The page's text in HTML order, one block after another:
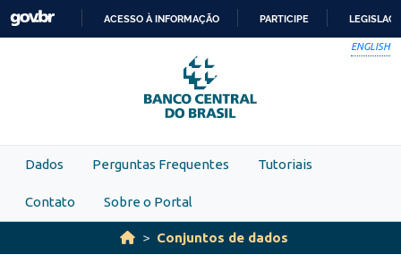
Skip to main content
PARA
O
CONTEÚDO
ACESSO À INFORMAÇÃO PARTICIPE
ENGLISH
Dados Perguntas Frequentes Tutoriais
Contato Sobre o Portal
Conjuntos de dados